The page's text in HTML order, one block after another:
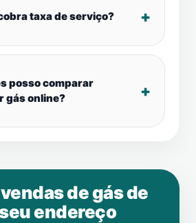
taxa de serviço?
posso comparar
gás online?
de gás de
endereço